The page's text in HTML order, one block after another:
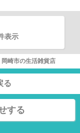
表示
岡崎市の生活雑貨店
る
する